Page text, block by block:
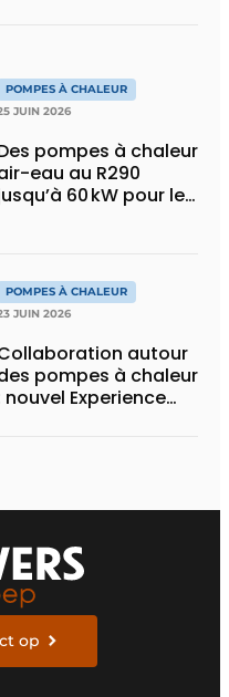
POMPES À CHALEUR
JUIN 2026
pompes à chaleur
eau au R290
60 kW pour le
POMPES À CHALEUR
JUIN 2026
autour
pompes à chaleur
nouvel Experience
op